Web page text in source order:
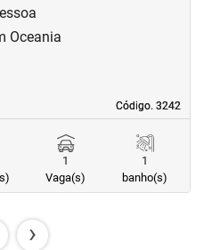
Código. 3242
Código. 3242
Oceania
1
Vaga(s)
1
banho(s)
›